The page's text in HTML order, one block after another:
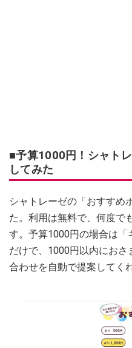
■予算1000円！シャト
してみた
シャトレーゼの「おすすめ
た。利用は無料で、何度で
す。予算1000円の場合は
だけで、1000円以内にお
合わせを自動で提案してく